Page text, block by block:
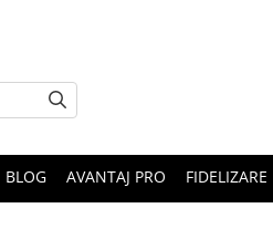
BLOG AVANTAJ PRO FIDELIZARE